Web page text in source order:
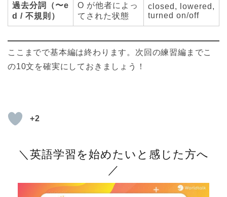
過去分詞（〜e
d / 不規則）
O が他者によっ
てされた状態
closed, lowered,
turned on/off
ここまでで基本編は終わります。次回の練習編までこ
の10文を確実にしておきましょう！
+2
＼英語学習を始めたいと感じた方へ
／